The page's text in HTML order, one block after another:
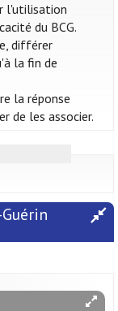
l'utilisation
du BCG.
différer
la fin de
la réponse
de les associer.